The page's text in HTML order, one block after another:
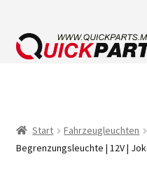
FÖRDERPUMPEN
Start Fahrzeugleuchten
Begrenzungsleuchte | 12V |